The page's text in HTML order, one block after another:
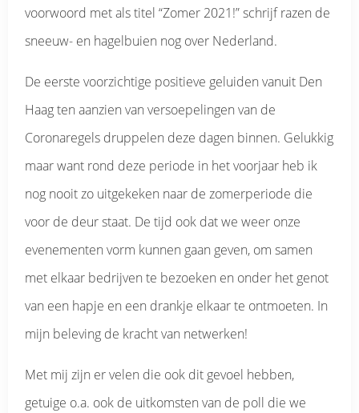
voorwoord met als titel “Zomer 2021!” schrijf razen de
sneeuw- en hagelbuien nog over Nederland.
De eerste voorzichtige positieve geluiden vanuit Den
Haag ten aanzien van versoepelingen van de
Coronaregels druppelen deze dagen binnen. Gelukkig
maar want rond deze periode in het voorjaar heb ik
nog nooit zo uitgekeken naar de zomerperiode die
voor de deur staat. De tijd ook dat we weer onze
evenementen vorm kunnen gaan geven, om samen
met elkaar bedrijven te bezoeken en onder het genot
van een hapje en een drankje elkaar te ontmoeten. In
mijn beleving de kracht van netwerken!
Met mij zijn er velen die ook dit gevoel hebben,
getuige o.a. ook de uitkomsten van de poll die we